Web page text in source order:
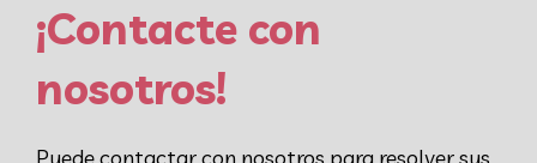
¡Contacte con
nosotros!